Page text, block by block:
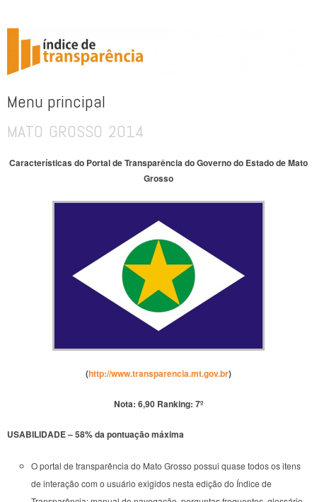
ÍNDICE DE TRANSPARÊNCIA
Menu principal
Pular para o conteúdo
MATO GROSSO 2014
Características do Portal de Transparência do Governo do Estado de Mato
Grosso
(http://www.transparencia.mt.gov.br)
Nota: 6,90 Ranking: 7º
USABILIDADE – 58% da pontuação máxima
O portal de transparência do Mato Grosso possui quase todos os itens
de interação com o usuário exigidos nesta edição do Índice de